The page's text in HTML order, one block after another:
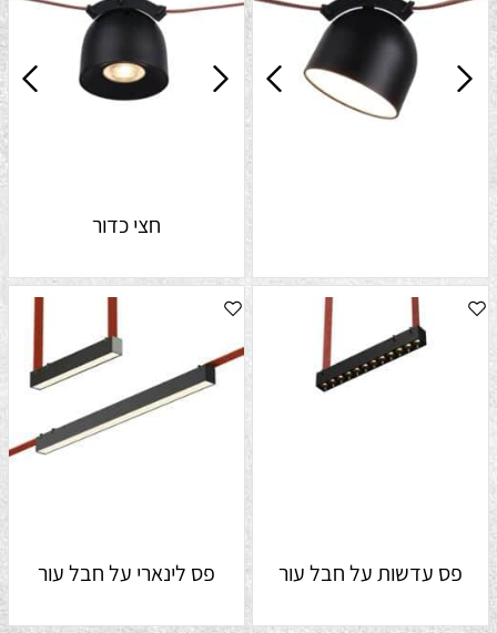
חצי כדור
פס עדשות על חבל עור פס לינארי על חבל עור